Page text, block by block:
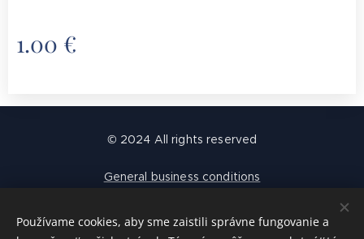
1.00 €
© 2024 All rights reserved
General business conditions
Cookies
Používame cookies, aby sme zaistili správne fungovanie a